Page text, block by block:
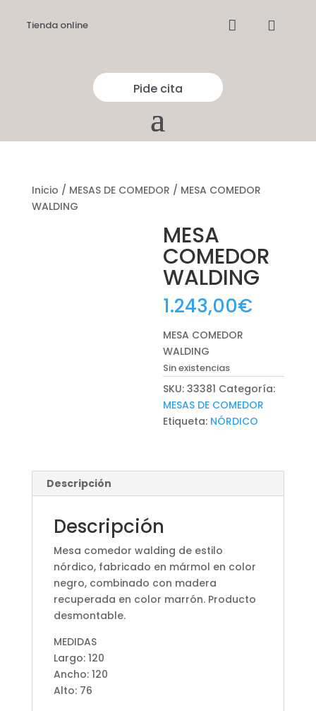
Tienda online  
Pide cita
Inicio / MESAS DE COMEDOR / MESA COMEDOR
WALDING
MESA
COMEDOR
WALDING
1.243,00€
MESA COMEDOR
WALDING
Sin existencias
SKU:33381 Categoría:
MESAS DE COMEDOR
Etiqueta: NÓRDICO
Descripción
Descripción
Mesa comedor walding de estilo
nórdico, fabricado en mármol en color
negro, combinado con madera
recuperada en color marrón. Producto
desmontable.
MEDIDAS
Largo: 120
Ancho: 120
Alto: 76